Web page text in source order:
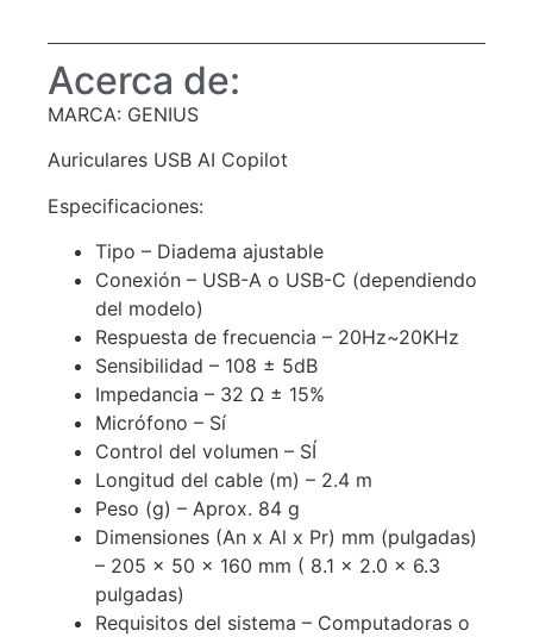
Acerca de:
MARCA: GENIUS
Auriculares USB AI Copilot
Especificaciones:
Tipo – Diadema ajustable
Conexión – USB-A o USB-C (dependiendo
del modelo)
Respuesta de frecuencia – 20Hz~20KHz
Sensibilidad – 108 ± 5dB
Impedancia – 32 Ω ± 15%
Micrófono – Sí
Control del volumen – SÍ
Longitud del cable (m) – 2.4 m
Peso (g) – Aprox. 84 g
Dimensiones (An x Al x Pr) mm (pulgadas)
– 205 x 50 x 160 mm ( 8.1 x 2.0 x 6.3
pulgadas)
Requisitos del sistema – Computadoras o